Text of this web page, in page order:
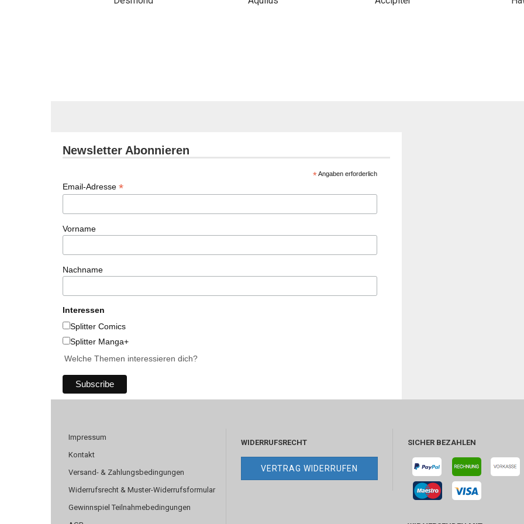
Newsletter Abonnieren
*Angaben erforderlich
Email-Adresse *
Vorname
Nachname
Interessen
Splitter Comics
Splitter Manga+
Welche Themen interessieren dich?
Impressum
Kontakt
Versand- & Zahlungsbedingungen
Widerrufsrecht & Muster-Widerrufsformular
Gewinnspiel Teilnahmebedingungen
WIDERRUFSRECHT
VERTRAG WIDERRUFEN
SICHER BEZAHLEN